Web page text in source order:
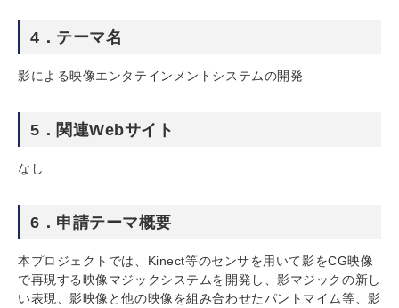
4．テーマ名
影による映像エンタテインメントシステムの開発
5．関連Webサイト
なし
6．申請テーマ概要
本プロジェクトでは、Kinect等のセンサを用いて影をCG映像
で再現する映像マジックシステムを開発し、影マジックの新し
い表現、影映像と他の映像を組み合わせたパントマイム等、影